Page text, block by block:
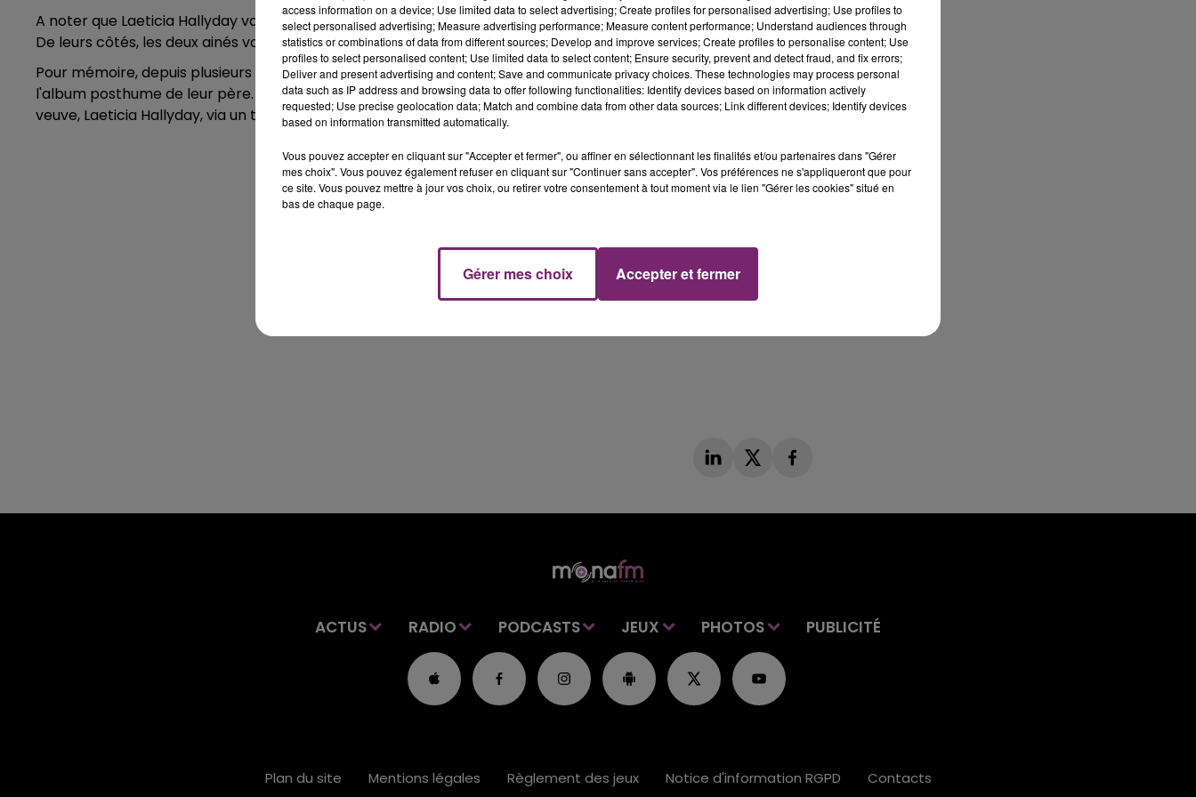
A noter que Laeticia Hallyday va devoir payer 5.000 euros à David Hallyday et Laura Smet pour frais de justice.
De leurs côtés, les deux ainés vont devoir payer 6.000 euros à Warner pour frais de justice.
Pour mémoire, depuis plusieurs semaines, Laura Smet et David Hallyday réclamaient un droit de regard sur
l'album posthume de leur père. Ils réclamaient aussi un gel des biens immobiliers légués par le chanteur à sa
veuve, Laeticia Hallyday, via un trust.
ACTUS RADIO PODCASTS JEUX PHOTOS PUBLICITÉ
Plan du site Mentions légales Règlement des jeux Notice d'information RGPD Contacts
access information on a device; Use limited data to select advertising; Create profiles for personalised advertising; Use profiles to
select personalised advertising; Measure advertising performance; Measure content performance; Understand audiences through
statistics or combinations of data from different sources; Develop and improve services; Create profiles to personalise content; Use
profiles to select personalised content; Use limited data to select content; Ensure security, prevent and detect fraud, and fix errors;
Deliver and present advertising and content; Save and communicate privacy choices. These technologies may process personal
data such as IP address and browsing data to offer following functionalities: Identify devices based on information actively
requested; Use precise geolocation data; Match and combine data from other data sources; Link different devices; Identify devices
based on information transmitted automatically.
Vous pouvez accepter en cliquant sur "Accepter et fermer", ou affiner en sélectionnant les finalités et/ou partenaires dans "Gérer
mes choix". Vous pouvez également refuser en cliquant sur "Continuer sans accepter". Vos préférences ne s'appliqueront que pour
ce site. Vous pouvez mettre à jour vos choix, ou retirer votre consentement à tout moment via le lien "Gérer les cookies" situé en
bas de chaque page.
Gérer mes choix Accepter et fermer